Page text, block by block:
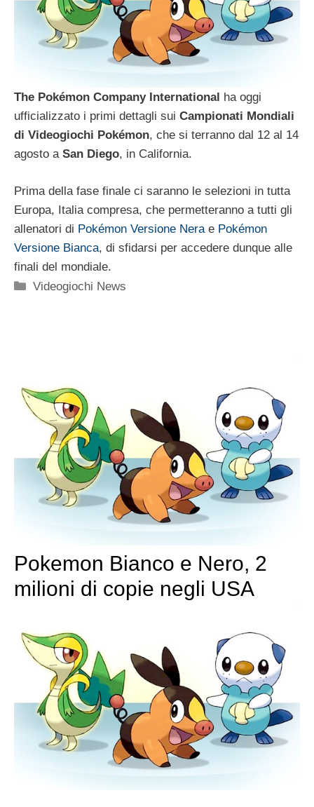
The Pokémon Company International ha oggi
ufficializzato i primi dettagli sui Campionati Mondiali
di Videogiochi Pokémon, che si terranno dal 12 al 14
agosto a San Diego, in California.
Prima della fase finale ci saranno le selezioni in tutta
Europa, Italia compresa, che permetteranno a tutti gli
allenatori di Pokémon Versione Nera e Pokémon
Versione Bianca, di sfidarsi per accedere dunque alle
finali del mondiale.
Categorie
Videogiochi News
Pokemon Bianco e Nero, 2
milioni di copie negli USA